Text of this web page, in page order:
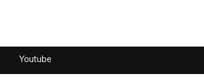
Youtube